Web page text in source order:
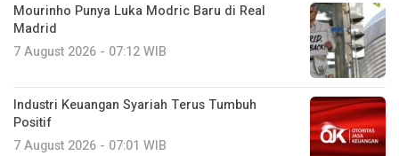
Mourinho Punya Luka Modric Baru di Real
Madrid
7 August 2026 - 07:12 WIB
Industri Keuangan Syariah Terus Tumbuh
Positif
7 August 2026 - 07:01 WIB